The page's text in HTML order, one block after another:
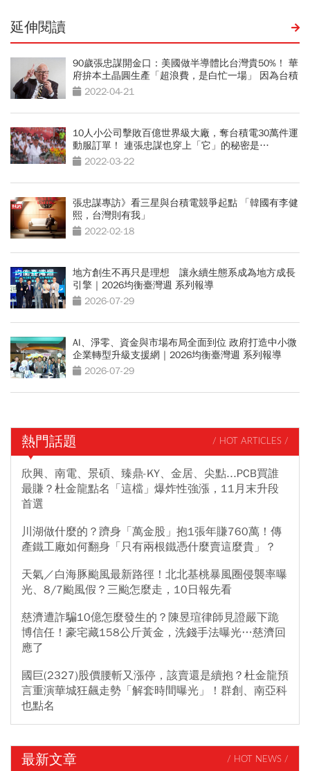
延伸閱讀
90歲張忠謀開金口：美國做半導體比台灣貴50%！ 華
府拚本土晶圓生產「超浪費，是白忙一場」 因為台積
美西8吋廠教訓太慘痛
2022-04-21
10人小公司擊敗百億世界級大廠，奪台積電30萬件運
動服訂單！ 連張忠謀也穿上「它」的秘密是…
2022-03-22
張忠謀專訪》看三星與台積電競爭起點 「韓國有李健
熙，台灣則有我」
2022-02-18
地方創生不再只是理想 讓永續生態系成為地方成長
引擎｜2026均衡臺灣週 系列報導
2026-07-29
AI、淨零、資金與市場布局全面到位 政府打造中小微
企業轉型升級支援網｜2026均衡臺灣週 系列報導
2026-07-29
熱門話題 / HOT ARTICLES /
欣興、南電、景碩、臻鼎-KY、金居、尖點...PCB買誰
最賺？杜金龍點名「這檔」爆炸性強漲，11月末升段
首選
川湖做什麼的？躋身「萬金股」抱1張年賺760萬！傳
產鐵工廠如何翻身「只有兩根鐵憑什麼賣這麼貴」？
天氣／白海豚颱風最新路徑！北北基桃暴風圈侵襲率曝
光、8/7颱風假？三颱怎麼走，10日報先看
慈濟遭詐騙10億怎麼發生的？陳昱瑄律師見證嚴下跪
博信任！豪宅藏158公斤黃金，洗錢手法曝光…慈濟回
應了
國巨(2327)股價腰斬又漲停，該賣還是續抱？杜金龍預
言重演華城狂飆走勢「解套時間曝光」！群創、南亞科
也點名
最新文章 / HOT NEWS /